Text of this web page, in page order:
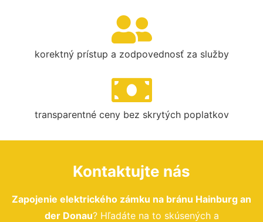
korektný prístup a zodpovednosť za služby
transparentné ceny bez skrytých poplatkov
Kontaktujte nás
Zapojenie elektrického zámku na bránu Hainburg an
der Donau? Hľadáte na to skúsených a